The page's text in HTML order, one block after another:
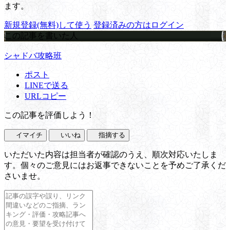
ます。
新規登録(無料)して使う 登録済みの方はログイン
この記事を書いた人
シャドバ攻略班
ポスト
LINEで送る
URLコピー
この記事を評価しよう！
イマイチ いいね 指摘する
いただいた内容は担当者が確認のうえ、順次対応いたしま
す。個々のご意見にはお返事できないことを予めご了承くだ
さいませ。